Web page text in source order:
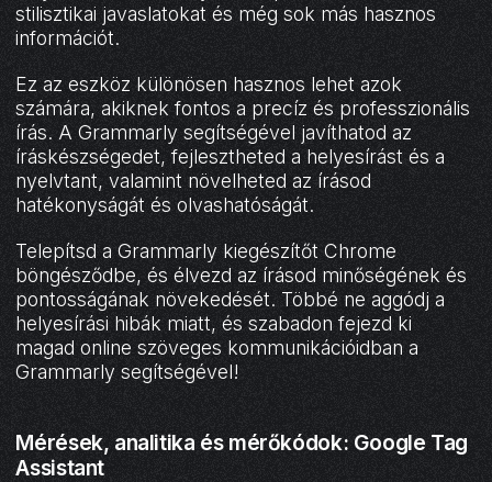
stilisztikai javaslatokat és még sok más hasznos
információt.
Ez az eszköz különösen hasznos lehet azok
számára, akiknek fontos a precíz és professzionális
írás. A Grammarly segítségével javíthatod az
íráskészségedet, fejlesztheted a helyesírást és a
nyelvtant, valamint növelheted az írásod
hatékonyságát és olvashatóságát.
Telepítsd a Grammarly kiegészítőt Chrome
böngésződbe, és élvezd az írásod minőségének és
pontosságának növekedését. Többé ne aggódj a
helyesírási hibák miatt, és szabadon fejezd ki
magad online szöveges kommunikációidban a
Grammarly segítségével!
Mérések, analitika és mérőkódok: Google Tag
Assistant